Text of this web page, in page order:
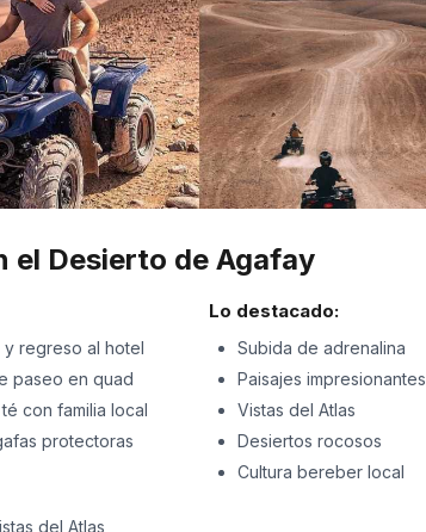
el Desierto de Agafay
regreso al hotel
paseo en quad
con familia local
protectoras
Lo destacado:
Subida de adrenalina
Paisajes impresionantes
Vistas del Atlas
Desiertos rocosos
Cultura bereber local
del Atlas